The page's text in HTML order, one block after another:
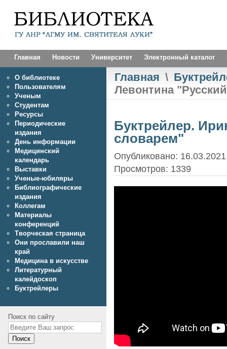
Главная Новости Университет Электронный каталог
Главная \
Левонтина
Буктрейлер.
словарем"
Опубликовано:
Просмотров: 1339
О библиотеке
Пользователям
Ученым
Студентам
Ресурсы
Периодические
издания
День информации
Медицинский
календарь
Выставки
Ученые-юбиляры
Библиографические
издания
Коллегам
Материалы
конференций
Творческая страница
Они прославили наш
край
Медицина в искусстве
Литературный
калейдоскоп
Буктрейлеры
Поиск по сайту
Поиск